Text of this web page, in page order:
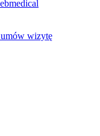
wizytę